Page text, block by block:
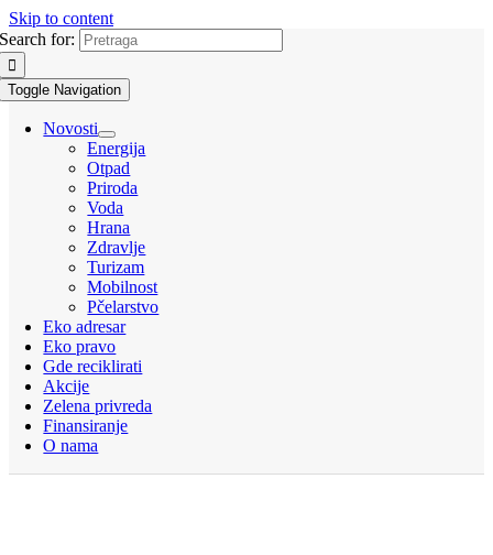
Skip to content
Search for:
Toggle Navigation
Novosti
Energija
Otpad
Priroda
Voda
Hrana
Zdravlje
Turizam
Mobilnost
Pčelarstvo
Eko adresar
Eko pravo
Gde reciklirati
Akcije
Zelena privreda
Finansiranje
O nama